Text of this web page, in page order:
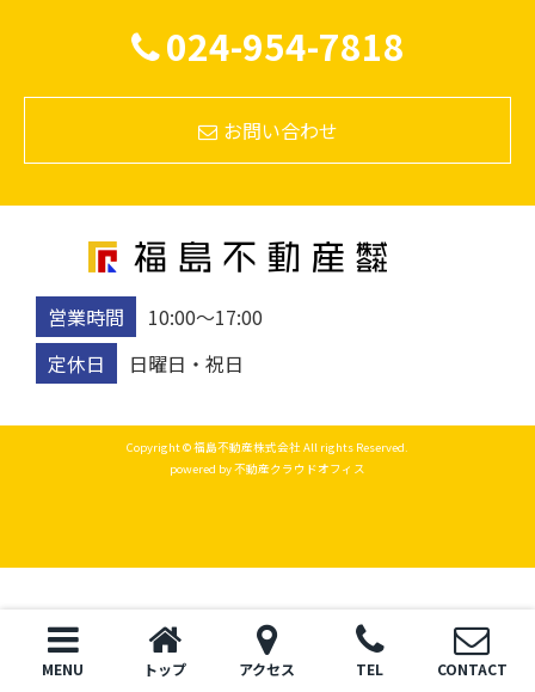
トップ 電話 お問い合わせ
024-954-7818
お問い合わせ
営業時間
10:00〜17:00
定休日
日曜日・祝日
MENU トップ アクセス TEL CONTACT
Copyright © 福島不動産株式会社 All rights Reserved.
powered by 不動産クラウドオフィス